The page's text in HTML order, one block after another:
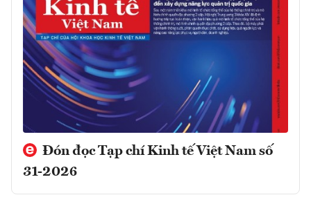
Đón đọc Tạp chí Kinh tế Việt Nam số
31-2026